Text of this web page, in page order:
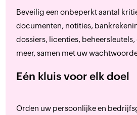
Beveilig een onbeperkt aantal
documenten, notities,
dossiers, licenties,
meer, samen met uw
Eén kluis voor elk doel
Orden uw persoonlijke en